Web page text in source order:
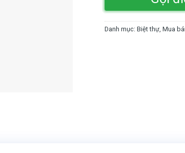
Danh mục:Biệt thự ,Mua